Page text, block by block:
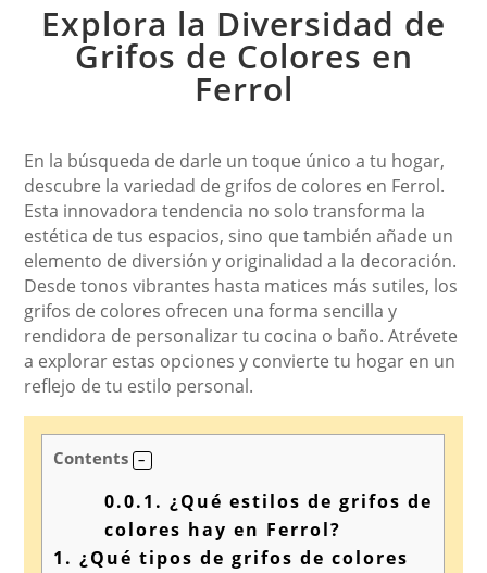
Explora la Diversidad de
Grifos de Colores en
Ferrol
En la búsqueda de darle un toque único a tu hogar,
descubre la variedad de grifos de colores en Ferrol.
Esta innovadora tendencia no solo transforma la
estética de tus espacios, sino que también añade un
elemento de diversión y originalidad a la decoración.
Desde tonos vibrantes hasta matices más sutiles, los
grifos de colores ofrecen una forma sencilla y
rendidora de personalizar tu cocina o baño. Atrévete
a explorar estas opciones y convierte tu hogar en un
reflejo de tu estilo personal.
Contents
0.0.1. ¿Qué estilos de grifos de
colores hay en Ferrol?
1. ¿Qué tipos de grifos de colores